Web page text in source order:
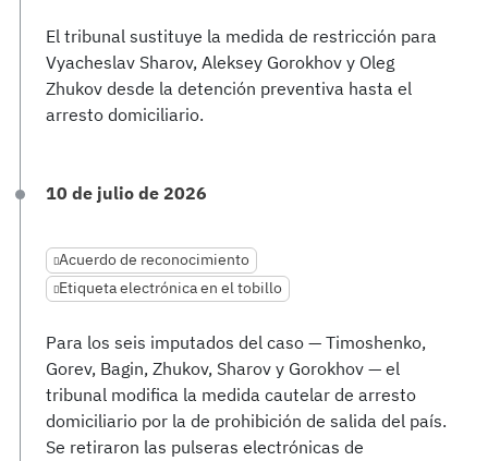
El tribunal sustituye la medida de restricción para
Vyacheslav Sharov, Aleksey Gorokhov y Oleg
Zhukov desde la detención preventiva hasta el
arresto domiciliario.
10 de julio de 2026
Acuerdo de reconocimiento
Etiqueta electrónica en el tobillo
Para los seis imputados del caso — Timoshenko,
Gorev, Bagin, Zhukov, Sharov y Gorokhov — el
tribunal modifica la medida cautelar de arresto
domiciliario por la de prohibición de salida del país.
Se retiraron las pulseras electrónicas de